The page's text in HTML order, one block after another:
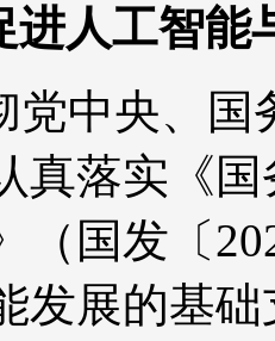
进人工智能
党中央、
真落实《
（国发〔
发展的基